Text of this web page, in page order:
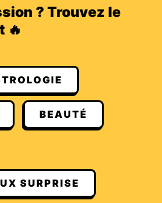
? Trouvez le
🔥
BEAUTÉ
SURPRISE